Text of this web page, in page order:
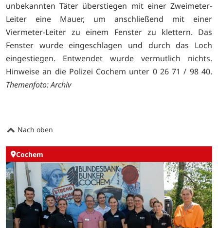
unbekannten Täter überstiegen mit einer Zweimeter-
Leiter eine Mauer, um anschließend mit einer
Viermeter-Leiter zu einem Fenster zu klettern. Das
Fenster wurde eingeschlagen und durch das Loch
eingestiegen. Entwendet wurde vermutlich nichts.
Hinweise an die Polizei Cochem unter 0 26 71 / 98 40.
Themenfoto: Archiv
Nach oben
Cochem